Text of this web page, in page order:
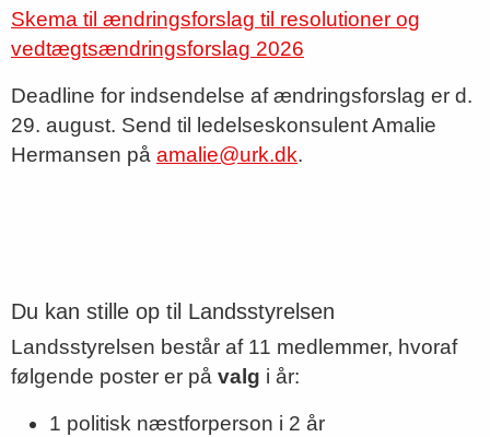
Skema til ændringsforslag til resolutioner og
vedtægtsændringsforslag 2026
Deadline for indsendelse af ændringsforslag er d.
29. august. Send til ledelseskonsulent Amalie
Hermansen på amalie@urk.dk.
Du kan stille op til Landsstyrelsen
Landsstyrelsen består af 11 medlemmer, hvoraf
følgende poster er på valg i år:
1 politisk næstforperson i 2 år